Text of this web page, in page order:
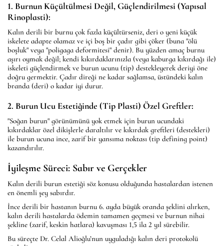
1. Burnun Küçültülmesi Değil, Güçlendirilmesi (Yapısal
Rinoplasti):
Kalın derili bir burnu çok fazla küçültürseniz, deri o yeni küçük
iskelete adapte olamaz ve içi boş bir çadır gibi çöker (buna "ölü
boşluk" veya "poligaga deformitesi" denir). Bu yüzden amaç burnu
aşırı oymak değil; kendi kıkırdaklarınızla (veya kaburga kıkırdağı ile)
iskeleti güçlendirmek ve burun ucunu (tip) destekleyerek deriyi öne
doğru germektir. Çadır direği ne kadar sağlamsa, üstündeki kalın
branda (deri) o kadar iyi durur.
2. Burun Ucu Estetiğinde (Tip Plasti) Özel Greftler:
"Soğan burun" görünümünü yok etmek için burun ucundaki
kıkırdaklar özel dikişlerle daraltılır ve kıkırdak greftleri (destekleri)
ile burun ucuna ince, zarif bir yansıma noktası (tip defining point)
kazandırılır.
İyileşme Süreci: Sabır ve Gerçekler
Kalın derili burun estetiği söz konusu olduğunda hastalardan istenen
en önemli şey sabırdır.
İnce derili bir hastanın burnu 6. ayda büyük oranda şeklini alırken,
kalın derili hastalarda ödemin tamamen geçmesi ve burnun nihai
şekline (zarif, keskin hatlara) kavuşması 1,5 ila 2 yıl sürebilir.
Bu süreçte Dr. Celal Alioğlu’nun uyguladığı kalın deri protokolü